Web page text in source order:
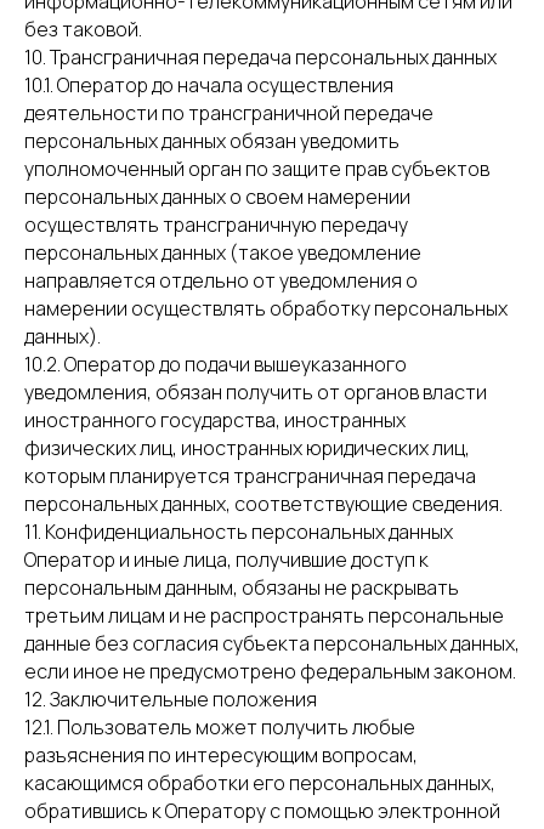
без таковой.
10. Трансграничная передача персональных данных
10.1. Оператор до начала осуществления
деятельности по трансграничной передаче
персональных данных обязан уведомить
уполномоченный орган по защите прав субъектов
персональных данных о своем намерении
осуществлять трансграничную передачу
персональных данных (такое уведомление
направляется отдельно от уведомления о
намерении осуществлять обработку персональных
данных).
10.2. Оператор до подачи вышеуказанного
уведомления, обязан получить от органов власти
иностранного государства, иностранных
физических лиц, иностранных юридических лиц,
которым планируется трансграничная передача
персональных данных, соответствующие сведения.
11. Конфиденциальность персональных данных
Оператор и иные лица, получившие доступ к
персональным данным, обязаны не раскрывать
третьим лицам и не распространять персональные
данные без согласия субъекта персональных данных,
если иное не предусмотрено федеральным законом.
12. Заключительные положения
12.1. Пользователь может получить любые
разъяснения по интересующим вопросам,
касающимся обработки его персональных данных,
обратившись к Оператору с помощью электронной